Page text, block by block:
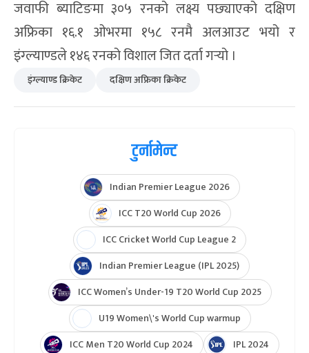
जवाफी ब्याटिङमा ३०५ रनको लक्ष्य पछ्याएको दक्षिण
अफ्रिका १६.१ ओभरमा १५८ रनमै अलआउट भयो र
इंग्ल्याण्डले १४६ रनको विशाल जित दर्ता गर्‍यो ।
इंग्ल्याण्ड क्रिकेट दक्षिण अफ्रिका क्रिकेट
टुर्नामेन्ट
Indian Premier League 2026
ICC T20 World Cup 2026
ICC Cricket World Cup League 2
Indian Premier League (IPL 2025)
ICC Women’s Under-19 T20 World Cup 2025
U19 Women\'s World Cup warmup
ICC Men T20 World Cup 2024
IPL 2024